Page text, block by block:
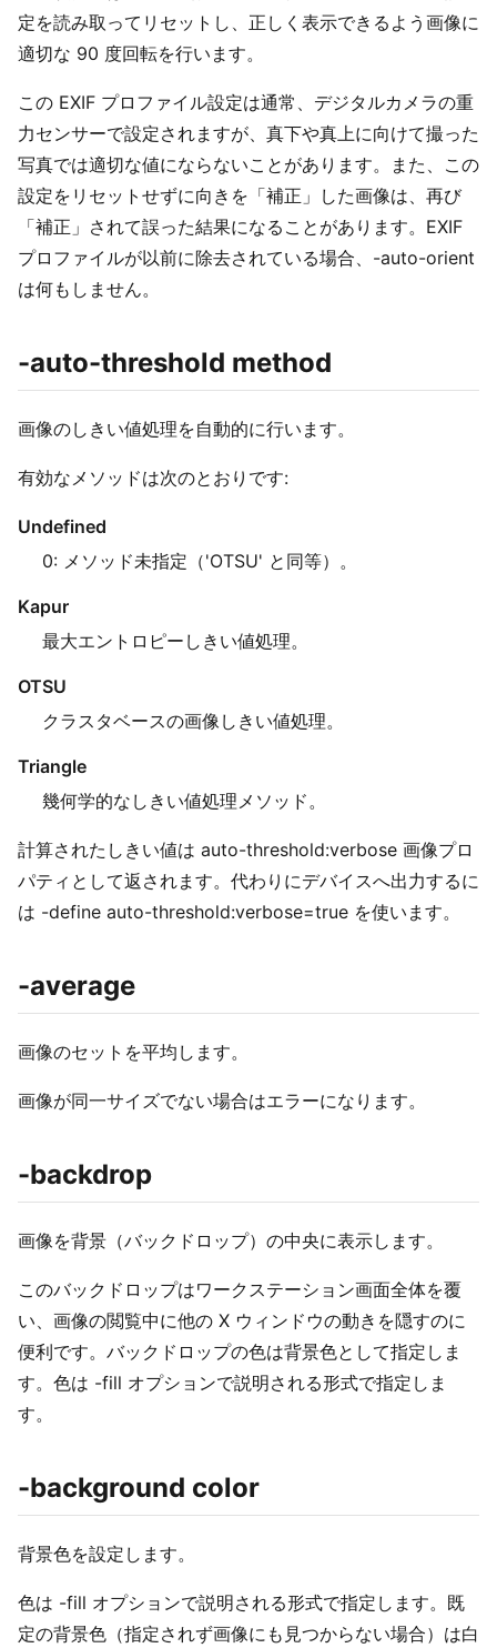
定を読み取ってリセットし、正しく表示できるよう画像に
適切な 90 度回転を行います。
この EXIF プロファイル設定は通常、デジタルカメラの重
力センサーで設定されますが、真下や真上に向けて撮った
写真では適切な値にならないことがあります。また、この
設定をリセットせずに向きを「補正」した画像は、再び
「補正」されて誤った結果になることがあります。EXIF
プロファイルが以前に除去されている場合、-auto-orient
は何もしません。
-auto-threshold method
画像のしきい値処理を自動的に行います。
有効なメソッドは次のとおりです:
Undefined
0: メソッド未指定（'OTSU' と同等）。
Kapur
最大エントロピーしきい値処理。
OTSU
クラスタベースの画像しきい値処理。
Triangle
幾何学的なしきい値処理メソッド。
計算されたしきい値は auto-threshold:verbose 画像プロ
パティとして返されます。代わりにデバイスへ出力するに
は -define auto-threshold:verbose=true を使います。
-average
画像のセットを平均します。
画像が同一サイズでない場合はエラーになります。
-backdrop
画像を背景（バックドロップ）の中央に表示します。
このバックドロップはワークステーション画面全体を覆
い、画像の閲覧中に他の X ウィンドウの動きを隠すのに
便利です。バックドロップの色は背景色として指定しま
す。色は -fill オプションで説明される形式で指定しま
す。
-background color
背景色を設定します。
色は -fill オプションで説明される形式で指定します。既
定の背景色（指定されず画像にも見つからない場合）は白